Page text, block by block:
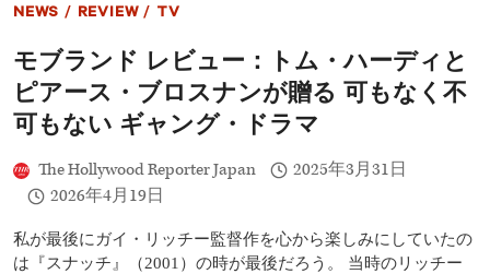
NEWS / REVIEW/ TV
モブランド レビュー：トム・ハーディと
ピアース・ブロスナンが贈る 可もなく不
可もない ギャング・ドラマ
The Hollywood Reporter Japan
2025年3月31日
2026年4月19日
私が最後にガイ・リッチー監督作を心から楽しみにしていたの
は『スナッチ』（2001）の時が最後だろう。 当時のリッチー